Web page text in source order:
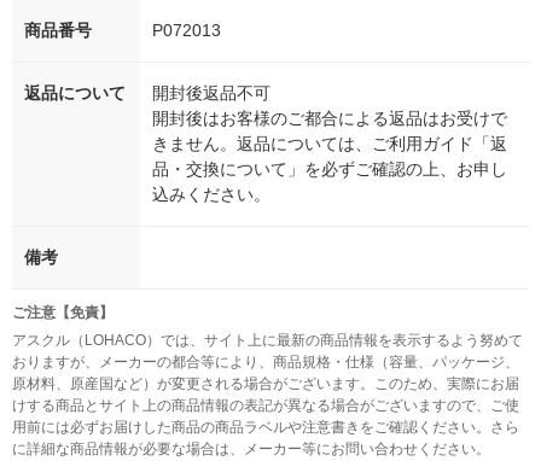
商品番号 P072013
返品について
開封後返品不可
開封後はお客様のご都合による返品はお受けで
きません。返品については、ご利用ガイド「返
品・交換について」を必ずご確認の上、お申し
込みください。
備考
ご注意【免責】
アスクル（LOHACO）では、サイト上に最新の商品情報を表示するよう努めて
おりますが、メーカーの都合等により、商品規格・仕様（容量、パッケージ、
原材料、原産国など）が変更される場合がございます。このため、実際にお届
けする商品とサイト上の商品情報の表記が異なる場合がございますので、ご使
用前には必ずお届けした商品の商品ラベルや注意書きをご確認ください。さら
に詳細な商品情報が必要な場合は、メーカー等にお問い合わせください。